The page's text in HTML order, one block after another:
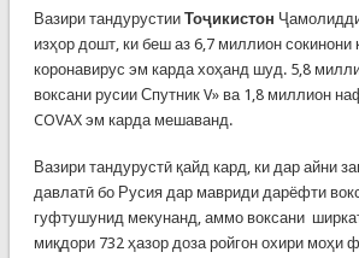
Вазири тандурустии Тоҷикистон
изҳор дошт, ки беш аз 6,7 миллион сокинони
коронавирус эм карда хоҳанд шуд. 5,8
воксани русии Спутник V» ва 1,8 миллион
COVAX эм карда мешаванд.
Вазири тандурустӣ қайд кард, ки дар айни
давлатӣ бо Русия дар мавриди дарёфти
гуфтушунид мекунанд, аммо воксани
миқдори 732 ҳазор доза ройгон охири моҳи